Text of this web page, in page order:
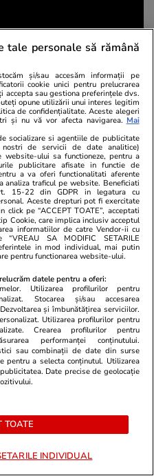
2026. Luna Plină
pentru toate zodiile
1 comentariu
de WhatsApp pentru
ultimele informații
DOC (Vlad Munteanu)
Vlad Huidu
tale personale să rămână
și/sau accesăm informații pe
cookie unici pentru prelucrarea
accepta sau gestiona preferințele dvs.
opune utilizării unui interes legitim
de confidențialitate. Aceste alegeri
și nu vă vor afecta navigarea. Mai
socializare si agentiile de publicitate
de servicii de date analitice)
ului sa functioneze, pentru a
publicitare afisate in functie de
a va oferi functionalitati aferente
analiza traficul pe website. Beneficiati
15-22 din GDPR in legatura cu
Aceste drepturi pot fi exercitate
click pe “ACCEPT TOATE”, acceptati
Cookie, care implica inclusiv acceptul
informatiilor de catre Vendor-ii cu
SA MODIFIC SETARILE
in mod individual, mai putin
pentru functionarea website-ului.
datele pentru a oferi:
Utilizarea profilurilor pentru
Stocarea și/sau accesarea
și îmbunătățirea serviciilor.
Utilizarea profilurilor pentru
Crearea profilurilor pentru
performanței conținutului.
sau combinații de date din surse
a selecta conținutul. Utilizarea
Date precise de geolocație
TOATE
INDIVIDUAL